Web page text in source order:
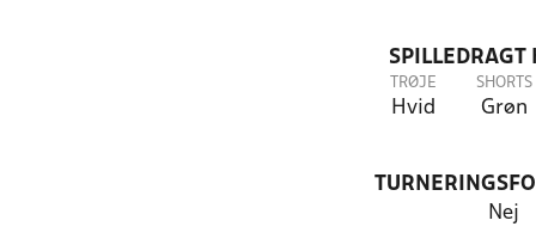
SPILLEDRAGT
TRØJE
Hvid
SHORTS
Grøn
Nej